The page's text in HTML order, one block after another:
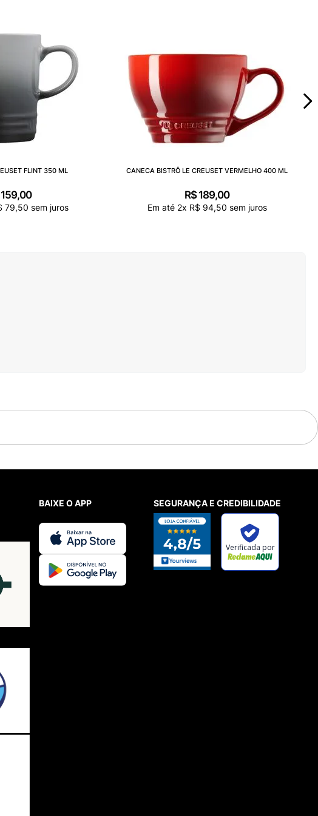
FLINT 350 ML
159,00
79,50 sem juros
CANECA BISTRÔ LE CREUSET VERMELHO 400 ML
R$ 189,00
Em até 2x R$ 94,50 sem juros
BAIXE O APP SEGURANÇA E CREDIBILIDADE